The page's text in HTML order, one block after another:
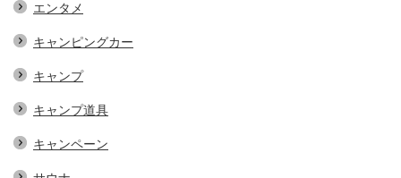
エンタメ
キャンピングカー
キャンプ
キャンプ道具
キャンペーン